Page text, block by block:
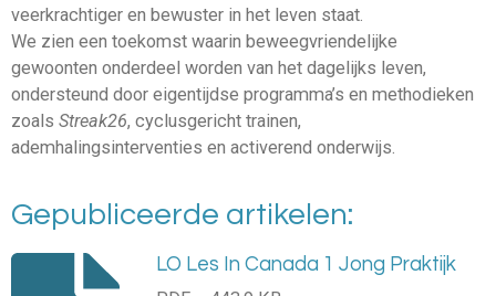
veerkrachtiger en bewuster in het leven staat.
We zien een toekomst waarin beweegvriendelijke
gewoonten onderdeel worden van het dagelijks leven,
ondersteund door eigentijdse programma’s en methodieken
zoals Streak26, cyclusgericht trainen,
ademhalingsinterventies en activerend onderwijs.
Gepubliceerde artikelen:
LO Les In Canada 1 Jong Praktijk